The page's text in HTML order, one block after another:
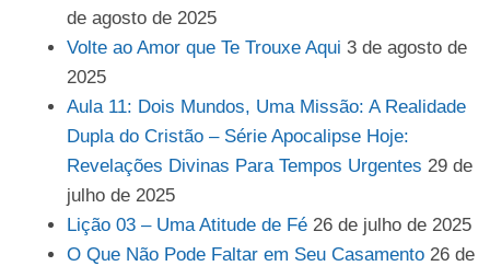
de agosto de 2025
Volte ao Amor que Te Trouxe Aqui 3 de agosto de
2025
Aula 11: Dois Mundos, Uma Missão: A Realidade
Dupla do Cristão – Série Apocalipse Hoje:
Revelações Divinas Para Tempos Urgentes 29 de
julho de 2025
Lição 03 – Uma Atitude de Fé 26 de julho de 2025
O Que Não Pode Faltar em Seu Casamento 26 de